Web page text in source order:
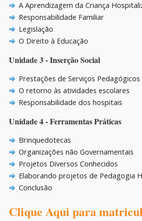
A Aprendizagem da Criança
Responsabilidade Familiar
Legislação
O Direito à Educação
Unidade 3 - Inserção Social
Prestações de Serviços
O retorno às atividades escolares
Responsabilidade dos hospitais
Unidade 4 - Ferramentas Práticas
Brinquedotecas
Organizações não Governamentais
Projetos Diversos Conhecidos
Elaborando projetos de Pedagogia
Conclusão
Clique Aqui para